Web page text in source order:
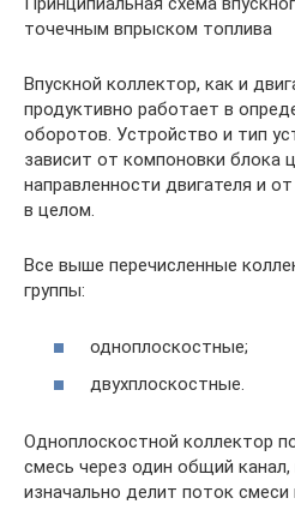
точечным впрыском топлива
Впускной коллектор, как и
продуктивно работает в
оборотов. Устройство и тип
зависит от компоновки блока
направленности двигателя и
в целом.
Все выше перечисленные
группы:
одноплоскостные;
двухплоскостные.
Одноплоскостной коллектор
смесь через один общий
изначально делит поток смеси